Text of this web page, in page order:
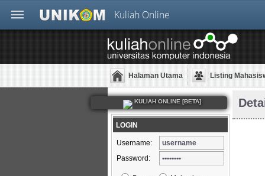
Kuliah Online
Halaman Utama Listing
KULIAH ONLINE [BETA]
LOGIN
Username:
Password: